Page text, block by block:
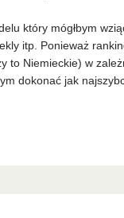
który mógłbym
itp. Ponieważ
Niemieckie) w
dokonać jak